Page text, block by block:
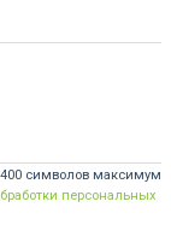
400 символов максимум
персональных